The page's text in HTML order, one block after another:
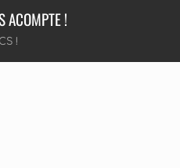
ACOMPTE !
!